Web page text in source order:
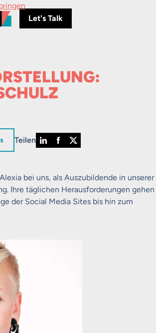
Let's Talk
Teilen
bei uns, als Auszubildende in unserer
Ihre täglichen Herausforderungen gehen
der Social Media Sites bis hin zum